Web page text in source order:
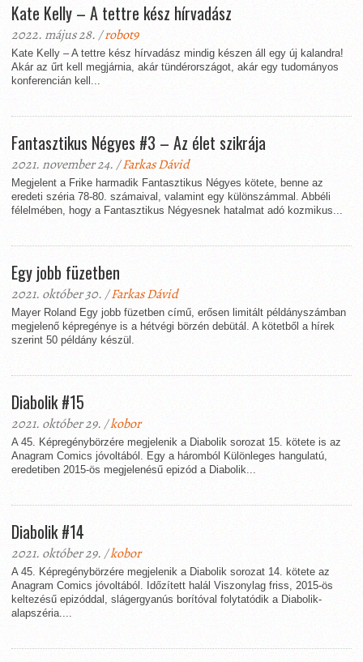
Kate Kelly – A tettre kész hírvadász
2022. május 28. /robot9
Kate Kelly – A tettre kész hírvadász mindig készen áll egy új kalandra!
Akár az űrt kell megjárnia, akár tündérországot, akár egy tudományos
konferencián kell...
Fantasztikus Négyes #3 – Az élet szikrája
2021. november 24. /Farkas Dávid
Megjelent a Frike harmadik Fantasztikus Négyes kötete, benne az
eredeti széria 78-80. számaival, valamint egy különszámmal. Abbéli
félelmében, hogy a Fantasztikus Négyesnek hatalmat adó kozmikus...
Egy jobb füzetben
2021. október 30. /Farkas Dávid
Mayer Roland Egy jobb füzetben című, erősen limitált példányszámban
megjelenő képregénye is a hétvégi börzén debütál. A kötetből a hírek
szerint 50 példány készül.
Diabolik #15
2021. október 29. /kobor
A 45. Képregénybörzére megjelenik a Diabolik sorozat 15. kötete is az
Anagram Comics jóvoltából. Egy a háromból Különleges hangulatú,
eredetiben 2015-ös megjelenésű epizód a Diabolik...
Diabolik #14
2021. október 29. /kobor
A 45. Képregénybörzére megjelenik a Diabolik sorozat 14. kötete az
Anagram Comics jóvoltából. Időzített halál Viszonylag friss, 2015-ös
keltezésű epizóddal, slágergyanús borítóval folytatódik a Diabolik-
alapszéria....